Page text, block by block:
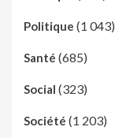
Politique (1 043)
Santé (685)
Social (323)
Société (1 203)